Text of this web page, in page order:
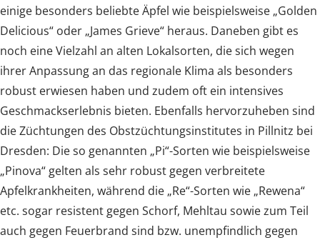
einige besonders beliebte Äpfel wie beispielsweise „Golden
Delicious“ oder „James Grieve“ heraus. Daneben gibt es
noch eine Vielzahl an alten Lokalsorten, die sich wegen
ihrer Anpassung an das regionale Klima als besonders
robust erwiesen haben und zudem oft ein intensives
Geschmackserlebnis bieten. Ebenfalls hervorzuheben sind
die Züchtungen des Obstzüchtungsinstitutes in Pillnitz bei
Dresden: Die so genannten „Pi“-Sorten wie beispielsweise
„Pinova“ gelten als sehr robust gegen verbreitete
Apfelkrankheiten, während die „Re“-Sorten wie „Rewena“
etc. sogar resistent gegen Schorf, Mehltau sowie zum Teil
auch gegen Feuerbrand sind bzw. unempfindlich gegen